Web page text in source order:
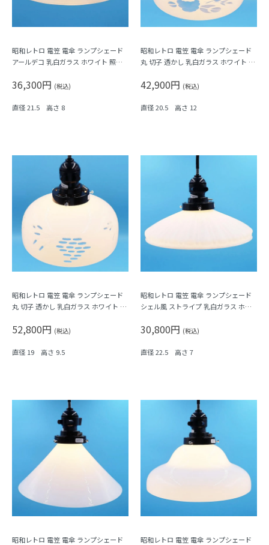
昭和レトロ 電笠 電傘 ランプシェード
アールデコ 乳白ガラス ホワイト 照明
36,300円 (税込)
直径 21.5 高さ 8
昭和レトロ 電笠 電傘 ランプシェード
丸 切子 透かし 乳白ガラス ホワイト 照
42,900円 (税込)
直径 20.5 高さ 12
昭和レトロ 電笠 電傘 ランプシェード
丸 切子 透かし 乳白ガラス ホワイト 照
52,800円 (税込)
直径 19 高さ 9.5
昭和レトロ 電笠 電傘 ランプシェード
シェル風 ストライプ 乳白ガラス ホワ
30,800円 (税込)
直径 22.5 高さ 7
昭和レトロ 電笠 電傘 ランプシェード
昭和レトロ 電笠 電傘 ランプシェード